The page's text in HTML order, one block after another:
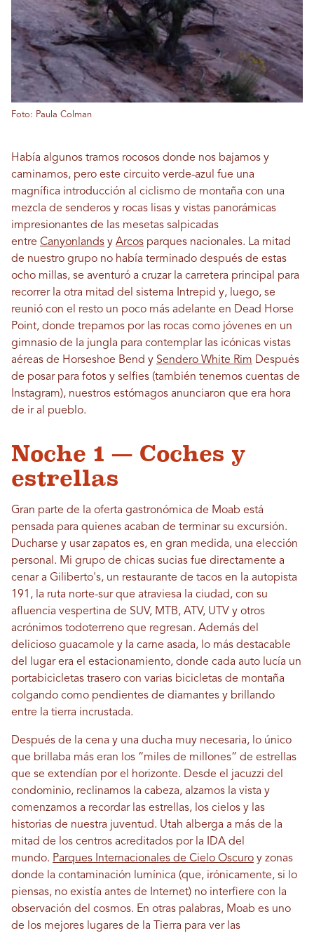
Foto: Paula Colman
Había algunos tramos rocosos donde nos bajamos y
caminamos, pero este circuito verde-azul fue una
magnífica introducción al ciclismo de montaña con una
mezcla de senderos y rocas lisas y vistas panorámicas
impresionantes de las mesetas salpicadas
entre Canyonlands y Arcos parques nacionales. La mitad
de nuestro grupo no había terminado después de estas
ocho millas, se aventuró a cruzar la carretera principal para
recorrer la otra mitad del sistema Intrepid y, luego, se
reunió con el resto un poco más adelante en Dead Horse
Point, donde trepamos por las rocas como jóvenes en un
gimnasio de la jungla para contemplar las icónicas vistas
aéreas de Horseshoe Bend y Sendero White Rim Después
de posar para fotos y selfies (también tenemos cuentas de
Instagram), nuestros estómagos anunciaron que era hora
de ir al pueblo.
Noche 1 — Coches y
estrellas
Gran parte de la oferta gastronómica de Moab está
pensada para quienes acaban de terminar su excursión.
Ducharse y usar zapatos es, en gran medida, una elección
personal. Mi grupo de chicas sucias fue directamente a
cenar a Giliberto's, un restaurante de tacos en la autopista
191, la ruta norte-sur que atraviesa la ciudad, con su
afluencia vespertina de SUV, MTB, ATV, UTV y otros
acrónimos todoterreno que regresan. Además del
delicioso guacamole y la carne asada, lo más destacable
del lugar era el estacionamiento, donde cada auto lucía un
portabicicletas trasero con varias bicicletas de montaña
colgando como pendientes de diamantes y brillando
entre la tierra incrustada.
Después de la cena y una ducha muy necesaria, lo único
que brillaba más eran los “miles de millones” de estrellas
que se extendían por el horizonte. Desde el jacuzzi del
condominio, reclinamos la cabeza, alzamos la vista y
comenzamos a recordar las estrellas, los cielos y las
historias de nuestra juventud. Utah alberga a más de la
mitad de los centros acreditados por la IDA del
mundo. Parques Internacionales de Cielo Oscuro y zonas
donde la contaminación lumínica (que, irónicamente, si lo
piensas, no existía antes de Internet) no interfiere con la
observación del cosmos. En otras palabras, Moab es uno
de los mejores lugares de la Tierra para ver las